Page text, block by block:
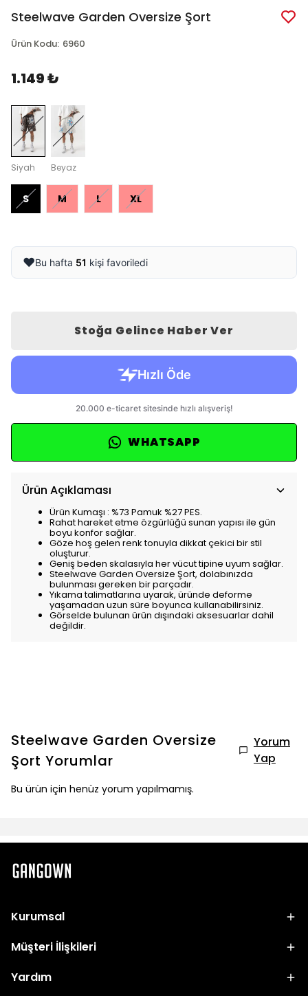
Steelwave Garden Oversize Şort
Ürün Kodu: 6960
1.149 ₺
Siyah Beyaz
S M L XL
❤️Bu hafta 51 kişi favoriledi
Stoğa Gelince Haber Ver
WHATSAPP
Ürün Açıklaması
Ürün Kumaşı : %73 Pamuk %27 PES.
Rahat hareket etme özgürlüğü sunan yapısı ile gün
boyu konfor sağlar.
Göze hoş gelen renk tonuyla dikkat çekici bir stil
oluşturur.
Geniş beden skalasıyla her vücut tipine uyum sağlar.
Steelwave Garden Oversize Şort, dolabınızda
bulunması gereken bir parçadır.
Yıkama talimatlarına uyarak, üründe deforme
yaşamadan uzun süre boyunca kullanabilirsiniz.
Görselde bulunan ürün dışındaki aksesuarlar dahil
değildir.
Steelwave Garden Oversize
Şort Yorumlar
Yorum
Yap
Bu ürün için henüz yorum yapılmamış.
Kurumsal
Müşteri İlişkileri
Yardım